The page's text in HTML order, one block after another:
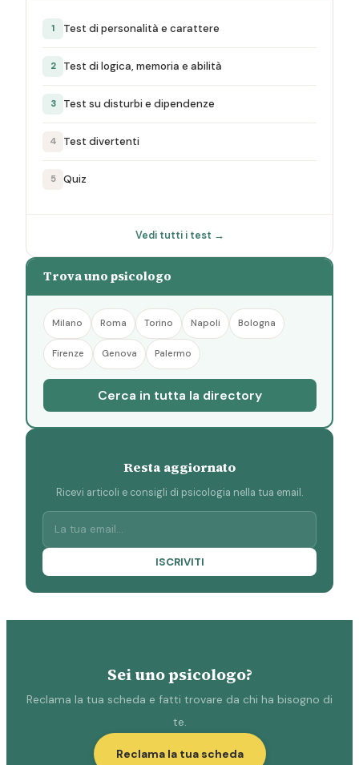
1 Test di personalità e carattere
2 Test di logica, memoria e abilità
3 Test su disturbi e dipendenze
4 Test divertenti
5 Quiz
Vedi tutti i test →
Trova uno psicologo
Milano Roma Torino Napoli Bologna
Firenze Genova Palermo
Cerca in tutta la directory
Resta aggiornato
Ricevi articoli e consigli di psicologia nella tua email.
ISCRIVITI
Sei uno psicologo?
Reclama la tua scheda e fatti trovare da chi ha bisogno di
te.
Reclama la tua scheda